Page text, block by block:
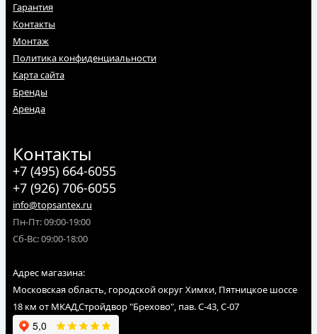
Гарантия
Контакты
Монтаж
Политика конфиденциальности
Карта сайта
Бренды
Аренда
Контакты
+7 (495) 664-6055
+7 (926) 706-6055
info@topsantex.ru
Пн-Пт: 09:00-19:00
Сб-Вс: 09:00-18:00
Адрес магазина:
Московская область, городской округ Химки, Пятницкое шоссе
18 км от МКАД,Стройдвор "Брехово", пав. С-43, С-07